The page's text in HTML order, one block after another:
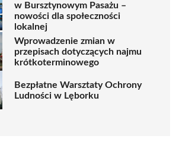
w Bursztynowym Pasażu –
nowości dla społeczności
lokalnej
Wprowadzenie zmian w
przepisach dotyczących najmu
krótkoterminowego
Bezpłatne Warsztaty Ochrony
Ludności w Lęborku